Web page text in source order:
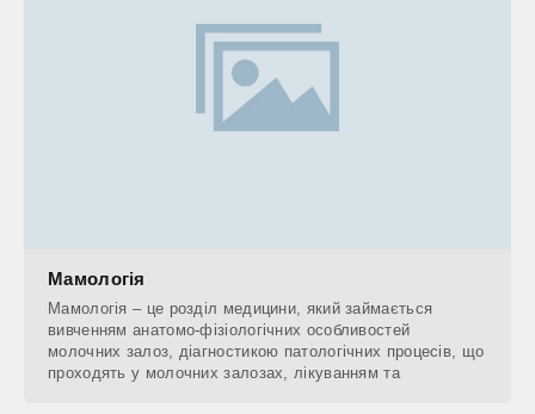
Мамологія
Мамологія – це розділ медицини, який займається
вивченням анатомо-фізіологічних особливостей
молочних залоз, діагностикою патологічних процесів, що
проходять у молочних залозах, лікуванням та